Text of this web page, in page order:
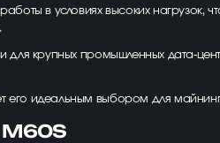
в условиях высоких нагрузок,
для крупных промышленных дата-
его идеальным выбором для
M60S